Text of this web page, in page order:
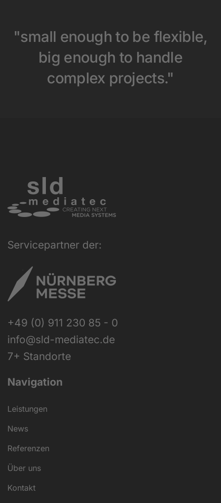
"small enough to be flexible,
big enough to handle
complex projects."
Servicepartner der:
+49 (0) 911 230 85 - 0
info@sld-mediatec.de
7+ Standorte
Navigation
Leistungen
News
Referenzen
Über uns
Kontakt